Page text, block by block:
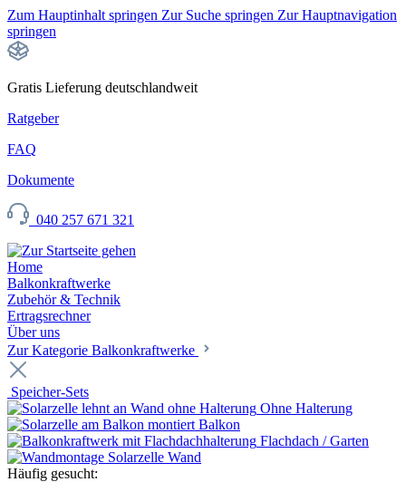
Zum Hauptinhalt springen Zur Suche springen Zur Hauptnavigation
springen
Gratis Lieferung deutschlandweit
Ratgeber
FAQ
Dokumente
040 257 671 321
Home
Balkonkraftwerke
Zubehör & Technik
Ertragsrechner
Über uns
Zur Kategorie Balkonkraftwerke
Speicher-Sets
Ohne Halterung
Balkon
Flachdach / Garten
Wand
Häufig gesucht: